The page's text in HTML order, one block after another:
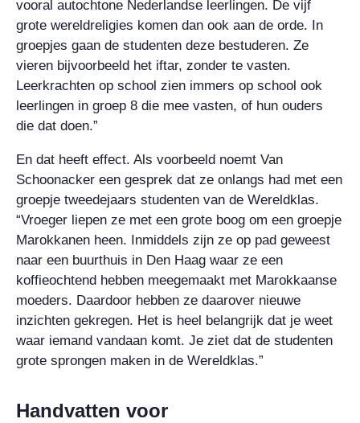
vooral autochtone Nederlandse leerlingen. De vijf
grote wereldreligies komen dan ook aan de orde. In
groepjes gaan de studenten deze bestuderen. Ze
vieren bijvoorbeeld het iftar, zonder te vasten.
Leerkrachten op school zien immers op school ook
leerlingen in groep 8 die mee vasten, of hun ouders
die dat doen.”
En dat heeft effect. Als voorbeeld noemt Van
Schoonacker een gesprek dat ze onlangs had met een
groepje tweedejaars studenten van de Wereldklas.
“Vroeger liepen ze met een grote boog om een groepje
Marokkanen heen. Inmiddels zijn ze op pad geweest
naar een buurthuis in Den Haag waar ze een
koffieochtend hebben meegemaakt met Marokkaanse
moeders. Daardoor hebben ze daarover nieuwe
inzichten gekregen. Het is heel belangrijk dat je weet
waar iemand vandaan komt. Je ziet dat de studenten
grote sprongen maken in de Wereldklas.”
Handvatten voor